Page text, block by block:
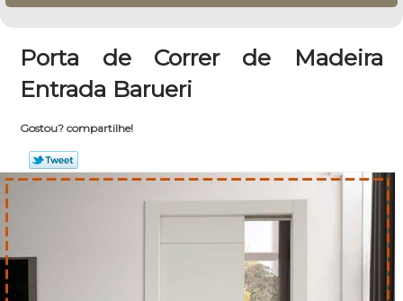
Porta de Correr de Madeira
Entrada Barueri
Gostou? compartilhe!